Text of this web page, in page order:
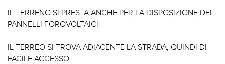
IL TERRENO SI PRESTA ANCHE PER LA DISPOSIZIONE DEI
PANNELLI FOROVOLTAICI
IL TERREO SI TROVA ADIACENTE LA STRADA, QUINDI DI
FACILE ACCESSO